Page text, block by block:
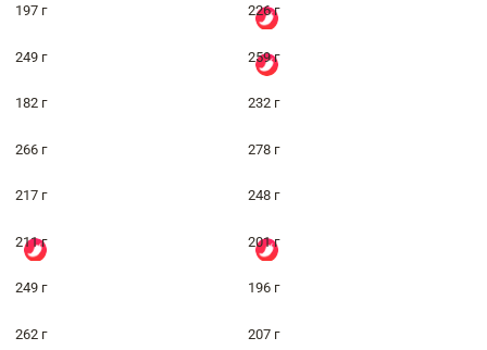
197 г 226 г
249 г 259 г
182 г 232 г
266 г 278 г
217 г 248 г
211 г 201 г
249 г 196 г
262 г 207 г